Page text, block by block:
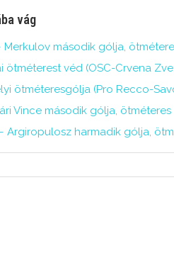
vág
Merkulov második gólja,
ötméterest véd (OSC-Crvena
ötméteresgólja (Pro Recco-
Vince második gólja, ötméteres
Argiropulosz harmadik gólja,